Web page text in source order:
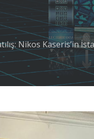
Nikos Kaseris’in